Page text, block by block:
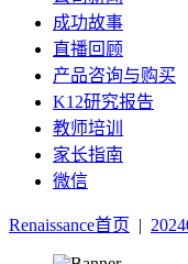
成功故事
直播回顾
产品咨询与购买
K12研究报告
教师培训
家长指南
微信
Renaissance首页 |